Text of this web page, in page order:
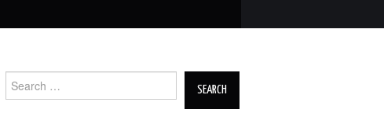
for: